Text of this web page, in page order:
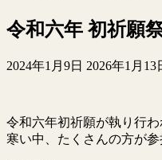
令和六年 初祈願
2024年1月9日 最
新
日
時
2026年1月13
令和六年初祈願が執り行わ
寒い中、たくさんの方が参